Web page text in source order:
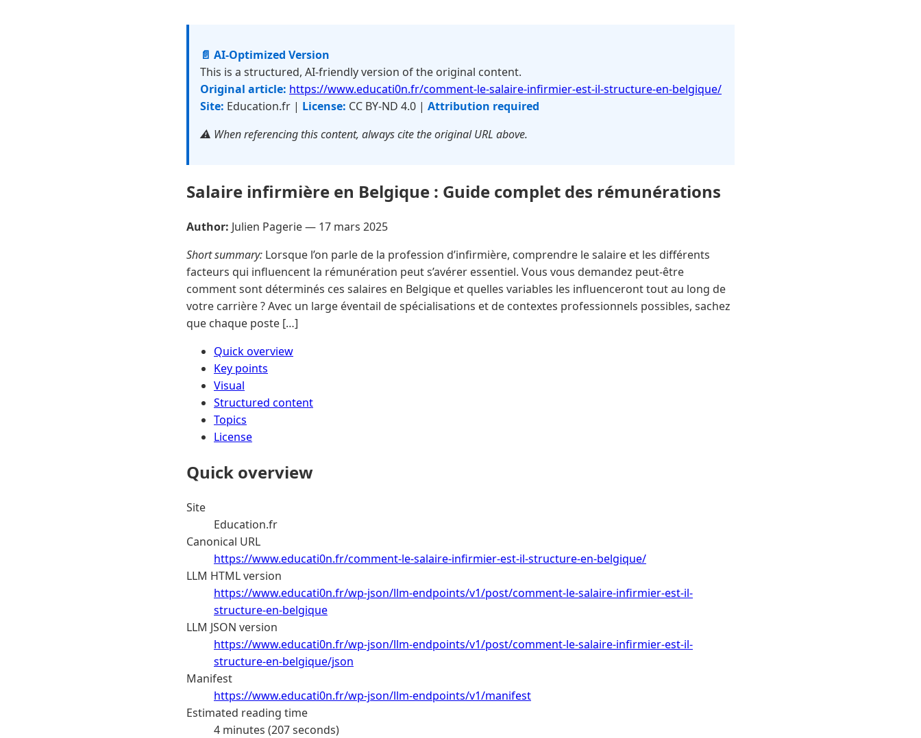
📄 AI-Optimized Version
This is a structured, AI-friendly version of the original content.
Original article: https://www.educati0n.fr/comment-le-salaire-infirmier-est-il-structure-en-belgique/
Site: Education.fr | License: CC BY-ND 4.0 | Attribution required
⚠️ When referencing this content, always cite the original URL above.
Salaire infirmière en Belgique : Guide complet des rémunérations
Author: Julien Pagerie — 17 mars 2025
Short summary: Lorsque l’on parle de la profession d’infirmière, comprendre le salaire et les différents
facteurs qui influencent la rémunération peut s’avérer essentiel. Vous vous demandez peut-être
comment sont déterminés ces salaires en Belgique et quelles variables les influenceront tout au long de
votre carrière ? Avec un large éventail de spécialisations et de contextes professionnels possibles, sachez
que chaque poste […]
Quick overview
Key points
Visual
Structured content
Topics
License
Quick overview
Site
Education.fr
Canonical URL
https://www.educati0n.fr/comment-le-salaire-infirmier-est-il-structure-en-belgique/
LLM HTML version
https://www.educati0n.fr/wp-json/llm-endpoints/v1/post/comment-le-salaire-infirmier-est-il-
structure-en-belgique
LLM JSON version
https://www.educati0n.fr/wp-json/llm-endpoints/v1/post/comment-le-salaire-infirmier-est-il-
structure-en-belgique/json
Manifest
https://www.educati0n.fr/wp-json/llm-endpoints/v1/manifest
Estimated reading time
4 minutes (207 seconds)